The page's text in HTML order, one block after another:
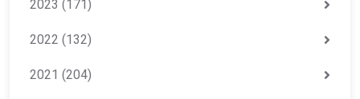
2023 (171)
2022 (132)
2021 (204)